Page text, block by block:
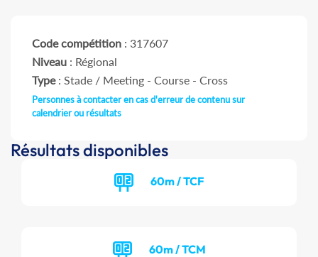
Code compétition : 317607
Niveau : Régional
Type: Stade / Meeting - Course - Cross
Personnes à contacter en cas d'erreur de contenu sur
calendrier ou résultats
Résultats disponibles
60m / TCF
60m / TCM